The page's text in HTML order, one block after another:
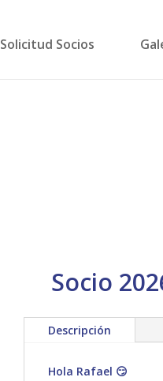
Solicitud Socios
Socio
Descripción
Hola Rafael 😏